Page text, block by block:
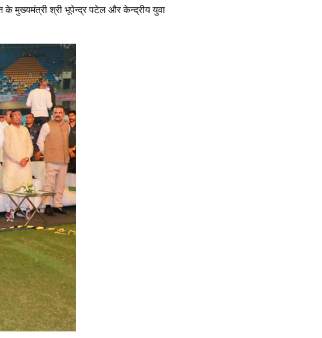
के मुख्यमंत्री श्री भूपेन्द्र पटेल और केन्द्रीय युवा